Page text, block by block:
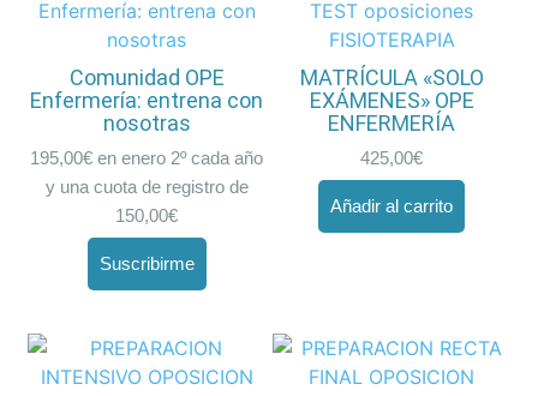
Comunidad OPE
Enfermería: entrena con
nosotras
195,00€ en enero 2º cada año
y una cuota de registro de
150,00€
Suscribirme
MATRÍCULA «SOLO
EXÁMENES» OPE
ENFERMERÍA
425,00€
Añadir al carrito